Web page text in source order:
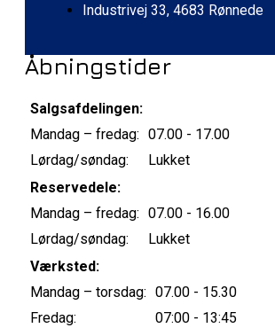
Industrivej 33, 4683 Rønnede
Åbningstider
Salgsafdelingen:
Mandag – fredag: 07.00 - 17.00
Lørdag/søndag:
Lukket
Reservedele:
Mandag – fredag: 07.00 - 16.00
Lørdag/søndag:
Lukket
Værksted:
Mandag – torsdag: 07.00 - 15.30
Fredag:
07:00 - 13:45